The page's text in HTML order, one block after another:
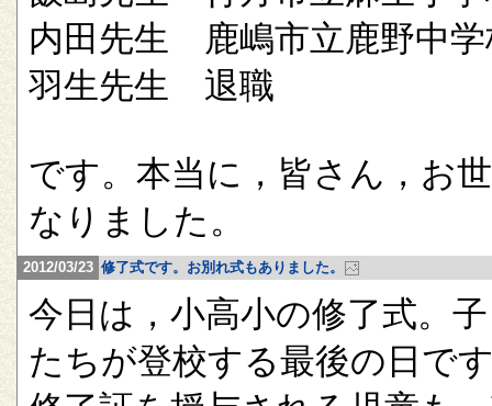
内田先生 鹿嶋市立鹿野中学
羽生先生 退職
です。本当に，皆さん，お
なりました。
2012/03/23 修了式です。お別れ式もありました。
今日は，小高小の修了式。
たちが登校する最後の日で